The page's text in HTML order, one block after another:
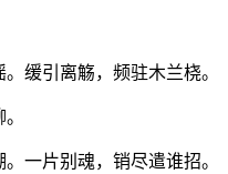
缓引离觞，频驻木兰桡。
一片别魂，销尽遣谁招。